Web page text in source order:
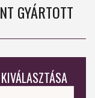
GYÁRTOTT